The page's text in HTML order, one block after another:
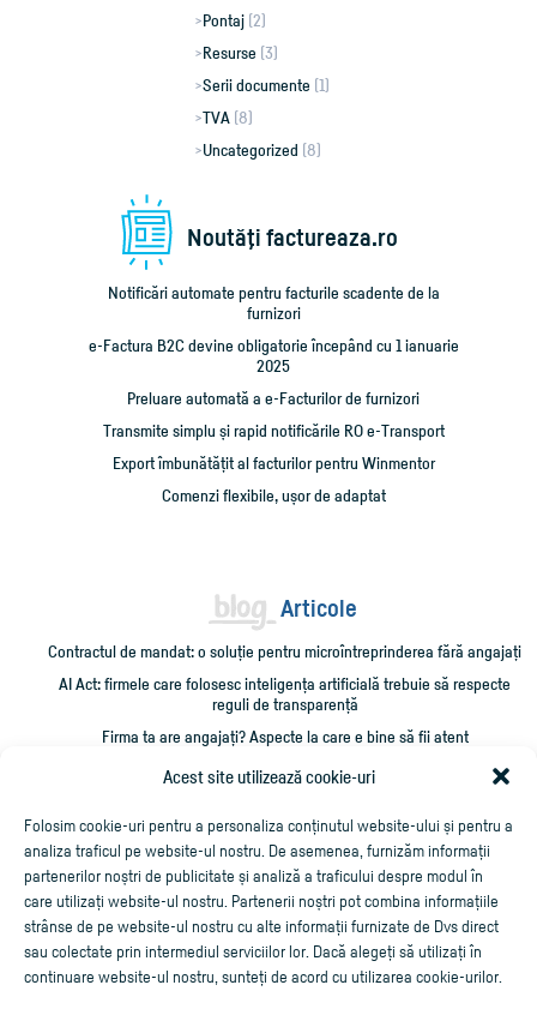
Acest site utilizează cookie-uri
Folosim cookie-uri pentru a personaliza conținutul website-ului și pentru a
analiza traficul pe website-ul nostru. De asemenea, furnizăm informații
partenerilor noștri de publicitate și analiză a traficului despre modul în
care utilizați website-ul nostru. Partenerii noștri pot combina informațiile
strânse de pe website-ul nostru cu alte informații furnizate de Dvs direct
sau colectate prin intermediul serviciilor lor. Dacă alegeți să utilizați în
continuare website-ul nostru, sunteți de acord cu utilizarea cookie-urilor.
Pontaj (2)
Resurse (3)
Serii documente (1)
TVA (8)
Uncategorized (8)
Noutăţi factureaza.ro
Notificări automate pentru facturile scadente de la
furnizori
e-Factura B2C devine obligatorie începând cu 1 ianuarie
2025
Preluare automată a e-Facturilor de furnizori
Transmite simplu și rapid notificările RO e-Transport
Export îmbunătățit al facturilor pentru Winmentor
Comenzi flexibile, ușor de adaptat
Articole
Contractul de mandat: o soluție pentru microîntreprinderea fără angajați
AI Act: firmele care folosesc inteligența artificială trebuie să respecte
reguli de transparență
Firma ta are angajați? Aspecte la care e bine să fii atent
Administrarea unei firme mici: 10 verificări care îți pot salva timp și bani